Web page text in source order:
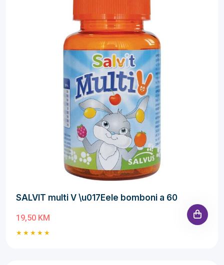
SALVIT multi V \u017Eele bomboni a 60
19,50 KM